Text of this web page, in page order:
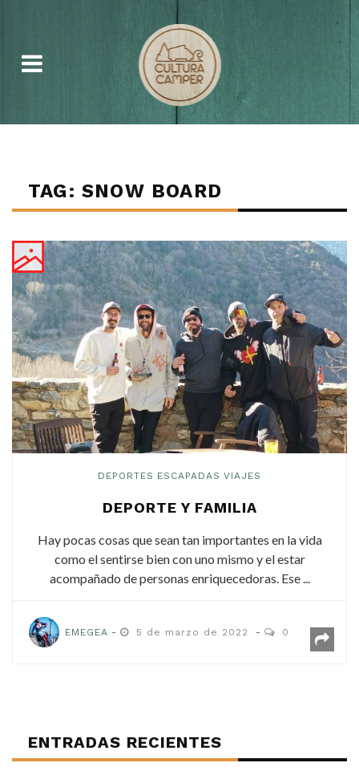
TAG: SNOW BOARD
DEPORTES ESCAPADAS VIAJES
DEPORTE Y FAMILIA
Hay pocas cosas que sean tan importantes en la vida
como el sentirse bien con uno mismo y el estar
acompañado de personas enriquecedoras. Ese ...
EMEGEA 5 de marzo de 2022 0
ENTRADAS RECIENTES